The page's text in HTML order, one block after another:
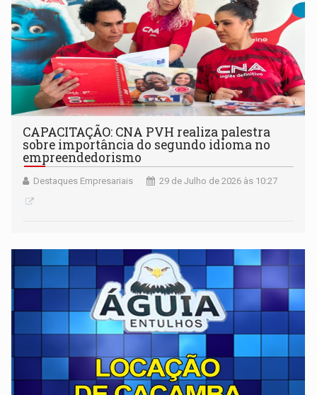
CAPACITAÇÃO: CNA PVH realiza palestra
sobre importância do segundo idioma no
empreendedorismo
Destaques Empresariais 29 de Julho de 2026 às 10:27